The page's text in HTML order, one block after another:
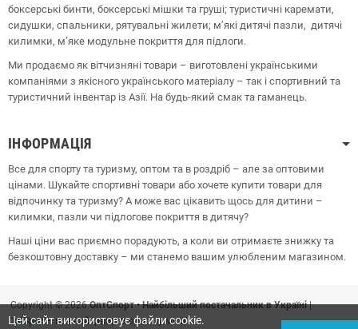
боксерські бинти, боксерські мішки та груші; туристичні каремати,
сидушки, спальники, рятувальні жилети; м’які дитячі пазли, дитячі
килимки, м’яке модульне покриття для підлоги.
Ми продаємо як вітчизняні товари – виготовлені українськими
компаніями з якісного українського матеріалу – так і спортивний та
туристичний інвентар із Азії. На будь-який смак та гаманець.
ІНФОРМАЦІЯ
Все для спорту та туризму, оптом та в роздріб – але за оптовими
цінами. Шукайте спортивні товари або хочете купити товари для
відпочинку та туризму? А може вас цікавить щось для дитини –
килимки, пазли чи підлогове покриття в дитячу?
Наші ціни вас приємно порадують, а коли ви отримаєте знижку та
безкоштовну доставку – ми станемо вашим улюбленим магазином.
Copyright © 2026ОптСпорт • Найбільший постачальник в Україні|
OptSport– все найкраще в одному місці!
Цей сайт використовує файли cookie.